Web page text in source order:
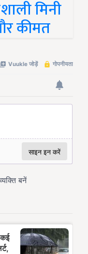
मिनी
कीमत